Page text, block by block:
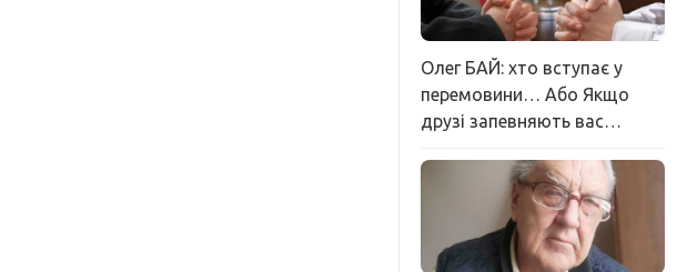
Олег БАЙ: хто вступає у
перемовини… Або Якщо
друзі запевняють вас…